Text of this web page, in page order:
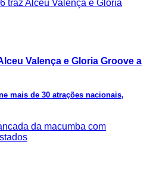
Valença e Gloria Groove a
mais de 30 atrações nacionais,